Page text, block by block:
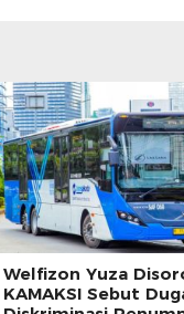
Welfizon Yuza
KAMAKSI Sebut